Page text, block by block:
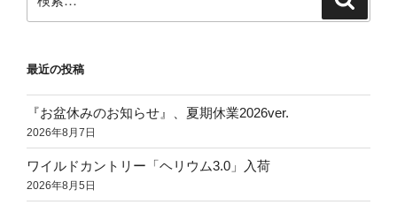
索:
最近の投稿
『お盆休みのお知らせ』、夏期休業2026ver.
2026年8月7日
ワイルドカントリー「ヘリウム3.0」入荷
2026年8月5日